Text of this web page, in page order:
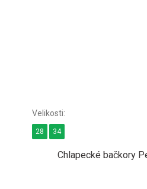
Chlapecké bačkory
28 34